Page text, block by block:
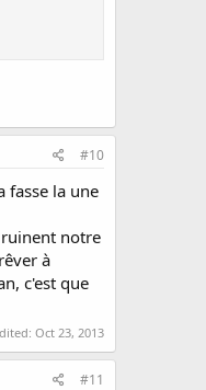
#10
fasse la une
notre
à
c'est que
Oct 23, 2013
#11